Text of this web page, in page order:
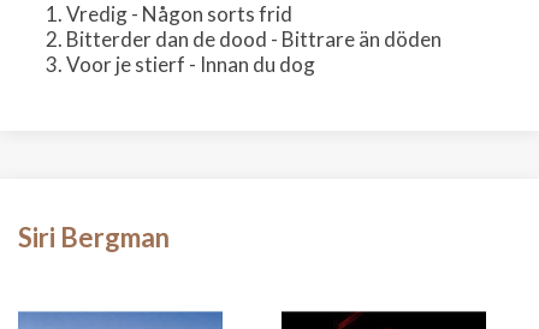
Vredig - Någon sorts frid
Bitterder dan de dood - Bittrare än döden
Voor je stierf - Innan du dog
Siri Bergman